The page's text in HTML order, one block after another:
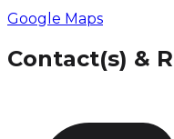
Google Maps
Contact(s) &